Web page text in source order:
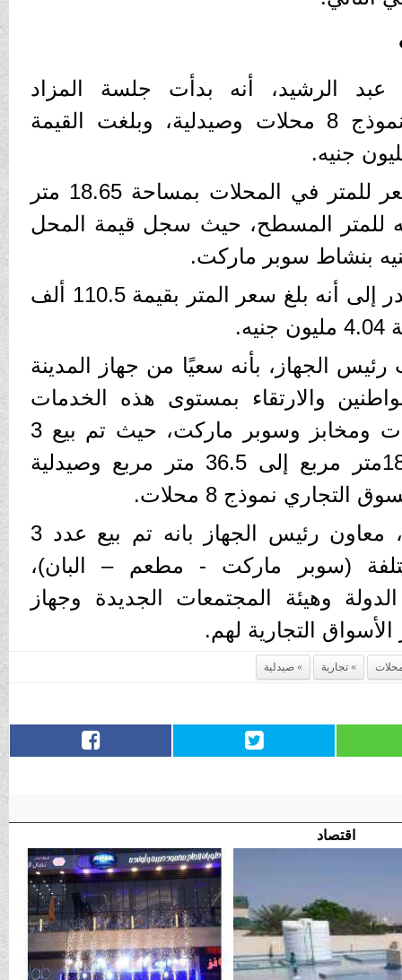
الرشيد، أنه بدأت جلسة المزاد
بالمزايدة على 3 محلات نموذج 8 محلات وصيدلية، وبلغت القيمة
وصرح بأنه وصل أعلى سعر للمتر في المحلات بمساحة 18.65 متر
165 ألف جنيه للمتر المسطح، حيث سجل قيمة المحل
وأشار رئيس جهاز مدينة بدر إلى أنه بلغ سعر المتر بقيمة 110.5 ألف
الجهاز، بأنه سعيًا من جهاز المدينة
والارتقاء بمستوى هذه الخدمات
اللازمة من محلات وصيدليات ومخابز وسوبر ماركت، حيث تم بيع 3
محلات بمساحات بين 18.65متر مربع إلى 36.5 متر مربع وصيدلية
وصرح سامح سمير ناشد، معاون رئيس الجهاز بانه تم بيع عدد 3
(سوبر ماركت - مطعم – البان)،
وهيئة المجتمعات الجديدة وجهاز
الأسواق التجارية لهم.
تجارية صيدلية
اقتصاد